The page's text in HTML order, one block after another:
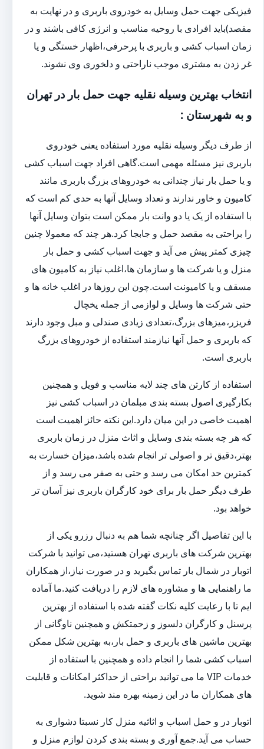
فیزیکی جهت حمل وسایل به خودروی باربری و در نهایت به
مقصد)باید افرادی با روحیه مناسب و انرژی کافی باشند و در
زمان اسباب کشی و باربری با پرحرفی،اظهار خستگی و یا
غر زدن به مشتری موجب ناراحتی و دلخوری وی نشوند.
انتخاب بهترین وسیله نقلیه جهت حمل بار در تهران
و به شهرستان :
از طرف دیگر وسیله نقلیه مورد استفاده یعنی خودروی
باربری نیز مسئله مهمی است.گاهی افراد جهت اسباب کشی
و یا حمل بار نیاز چندانی به خودروهای بزرگ باربری مانند
کامیون و خاور ندارند و تعداد وسایل آنها به حدی کم است که
با استفاده از یک یا دو وانت بار ممکن است بتوان وسایل آنها
را براحتی به مقصد حمل و جابجا کرد.هر چند که معمولا چنین
چیزی کمتر پیش می آید و جهت اسباب کشی و حمل بار
منزل و یا شرکت ها و سازمان ها،اغلب نیاز به کامیون های
مسقف و یا کامیونت است.چون این روزها در اغلب خانه ها و
حتی شرکت ها وسایل و لوازمی از جمله یخچال
فریزر،میزهای بزرگ،تعدادی زیادی صندلی و مبل وجود دارند
که باربری و حمل آنها نیازمند استفاده از خودروهای بزرگ
باربری است.
استفاده از کارتن های چند لایه مناسب و فویل و همچنین
بکارگیری اصول بسته بندی مبلمان در اسباب کشی نیز
اهمیت خاصی در این میان دارد.این نکته حائز اهمیت است
که هر چه بسته بندی وسایل و اثاث منزل در زمان باربری
بهتر،دقیق تر و اصولی تر انجام شده باشد،میزان خسارت به
کمترین حد امکان می رسد و حتی به صفر می رسد و از
طرف دیگر حمل بار برای خود کارگران باربری نیز آسان تر
خواهد بود.
با این تفاصیل اگر چنانچه شما هم به دنبال رزرو یکی از
بهترین شرکت های باربری تهران هستید،می توانید با شرکت
اتوبار در شمال بار تماس بگیرید و در صورت نیاز،از همکاران
ما راهنمایی ها و مشاوره های لازم را دریافت کنید.ما آماده
ایم تا با رعایت کلیه نکات گفته شده با استفاده از بهترین
پرسنل و کارگران دلسوز و زحمتکش و همچنین ناوگانی از
بهترین ماشین های باربری و حمل بار،به بهترین شکل ممکن
اسباب کشی شما را انجام داده و همچنین با استفاده از
خدمات VIP ما می توانید براحتی از حداکثر امکانات و قابلیت
های همکاران ما در این زمینه بهره مند شوید.
اتوبار در و حمل اسباب و اثاثیه منزل کار نسبتا دشواری به
حساب می آید.جمع آوری و بسته بندی کردن لوازم منزل و